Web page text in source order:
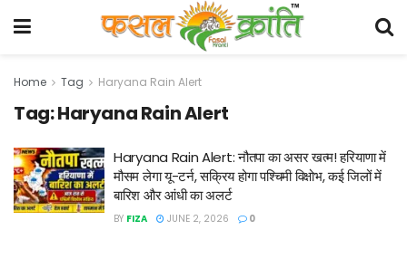
Home Tag Haryana Rain Alert
Tag:Haryana Rain Alert
Haryana Rain Alert: नौतपा का असर खत्म! हरियाणा में
मौसम लेगा यू-टर्न, सक्रिय होगा पश्चिमी विक्षोभ, कई जिलों में
बारिश और आंधी का अलर्ट
BY FIZA JUNE 2, 2026 0